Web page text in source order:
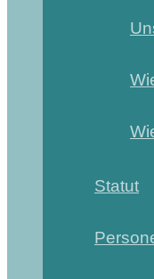
Statut